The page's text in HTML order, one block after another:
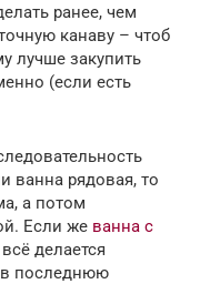
ранее, чем
канаву – чтоб
лучше закупить
(если есть
ванна рядовая, то
а потом
Если же ванна с
всё делается
в последнюю